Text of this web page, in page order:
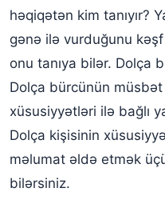
Dolça Kişi Şir Qadın
Dolça Kişi Qız Qadını
Dolça Kişi Tərəzi Qadın
Dolça Kişi Əqrəb Qadını
Dolça Kişi Oxatan Qadın
Dolça Kişi Oğlaq Qadını
həqiqətən kim tanıyır?
gənə ilə vurduğunu
onu tanıya bilər. Dolça
Dolça bürcünün
xüsusiyyətləri ilə bağlı
Dolça kişisinin
məlumat əldə etmək
bilərsiniz.